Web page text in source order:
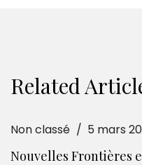
Related
Non classé 5 mars
Nouvelles Frontières